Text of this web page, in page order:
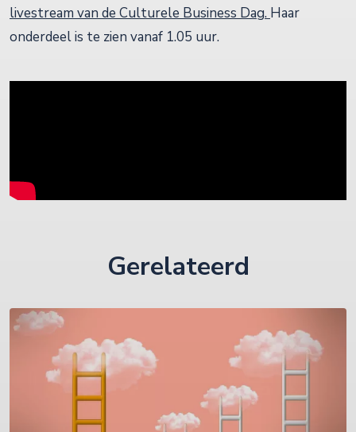
livestream van de Culturele Business Dag. Haar
onderdeel is te zien vanaf 1.05 uur.
Gerelateerd